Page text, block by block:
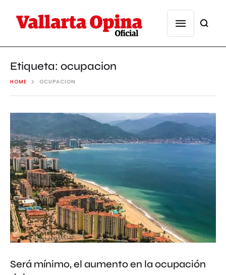
Etiqueta: ocupacion
HOME OCUPACION
Será mínimo, el aumento en la ocupación